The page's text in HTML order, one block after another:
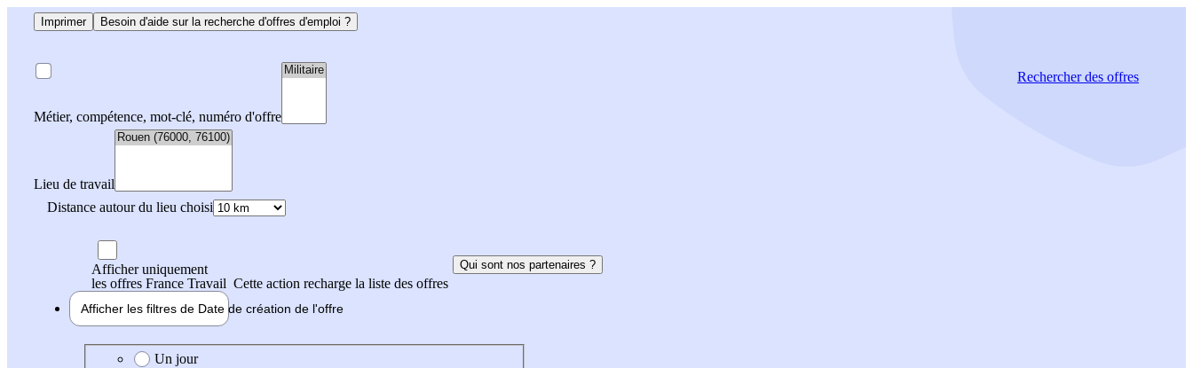
Imprimer Besoin d'aide sur la recherche d'offres d'emploi ?
Métier, compétence, mot-clé, numéro d'offre
Lieu de travail
Distance autour du lieu choisi
Rechercherdes offres
Afficher uniquement
les offres France Travail Cette action recharge la liste des offres
Qui sont nos partenaires ?
Afficher les filtres de Date de création de l'offre
Date de création de l'offre
Un jour